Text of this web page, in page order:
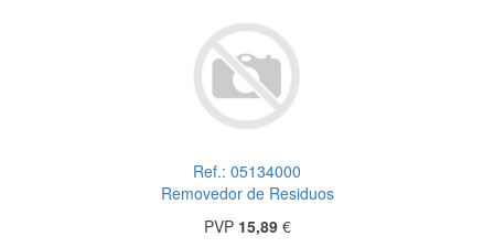
Ref.: 05134000
Removedor de Residuos
PVP 15,89€